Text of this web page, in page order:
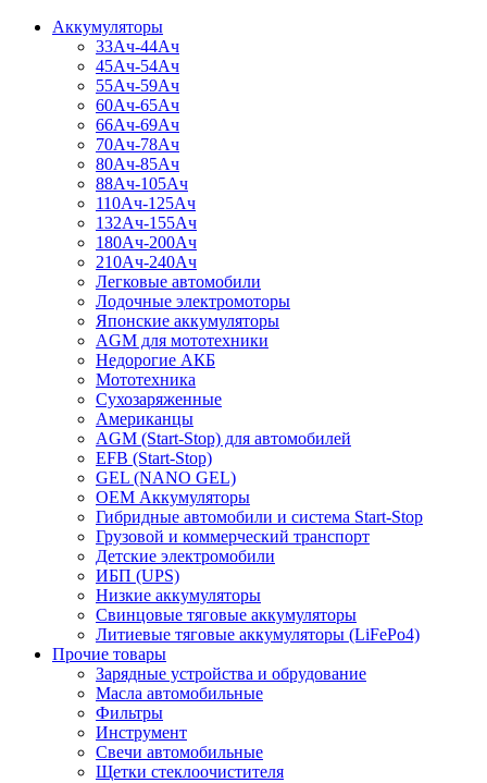
Аккумуляторы
33Ач-44Ач
45Ач-54Ач
55Ач-59Ач
60Ач-65Ач
66Ач-69Ач
70Ач-78Ач
80Ач-85Ач
88Ач-105Ач
110Ач-125Ач
132Ач-155Ач
180Ач-200Ач
210Ач-240Ач
Легковые автомобили
Лодочные электромоторы
Японские аккумуляторы
AGM для мототехники
Недорогие АКБ
Мототехника
Сухозаряженные
Американцы
AGM (Start-Stop) для автомобилей
EFB (Start-Stop)
GEL (NANO GEL)
OEM Аккумуляторы
Гибридные автомобили и система Start-Stop
Грузовой и коммерческий транспорт
Детские электромобили
ИБП (UPS)
Низкие аккумуляторы
Свинцовые тяговые аккумуляторы
Литиевые тяговые аккумуляторы (LiFePo4)
Прочие товары
Зарядные устройства и обрудование
Масла автомобильные
Фильтры
Инструмент
Свечи автомобильные
Щетки стеклоочистителя